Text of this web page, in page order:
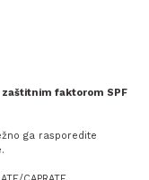
faktorom SPF
ga rasporedite